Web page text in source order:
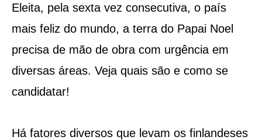
Eleita, pela sexta vez consecutiva, o país
mais feliz do mundo, a terra do Papai Noel
precisa de mão de obra com urgência em
diversas áreas. Veja quais são e como se
candidatar!
Há fatores diversos que levam os finlandeses